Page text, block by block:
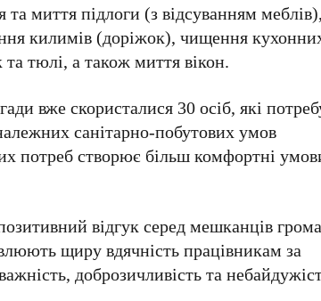
та миття підлоги (з відсуванням меблів),
килимів (доріжок), чищення
тюлі, а також миття вікон.
вже скористалися 30 осіб, які
санітарно-побутових умов
потреб створює більш комфортні
відгук серед мешканців
щиру вдячність працівникам за
доброзичливість та